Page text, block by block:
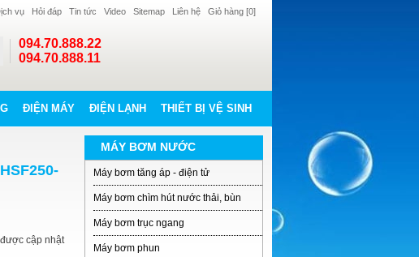
vụ Hỏi đáp Tin tức Video Sitemap Liên hệ Giỏ hàng [0]
094.70.888.22
094.70.888.11
ĐIỆN MÁY ĐIỆN LẠNH THIẾT BỊ VỆ SINH
cập nhật
MÁY BƠM NƯỚC
Máy bơm tăng áp - điện tử
Máy bơm chìm hút nước thải, bùn
Máy bơm trục ngang
Máy bơm phun